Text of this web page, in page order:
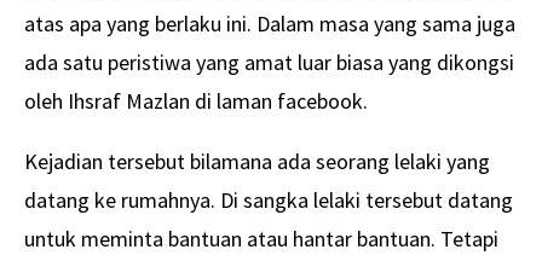
atas apa yang berlaku ini. Dalam masa yang sama juga
ada satu peristiwa yang amat luar biasa yang dikongsi
oleh Ihsraf Mazlan di laman facebook.
Kejadian tersebut bilamana ada seorang lelaki yang
datang ke rumahnya. Di sangka lelaki tersebut datang
untuk meminta bantuan atau hantar bantuan. Tetapi